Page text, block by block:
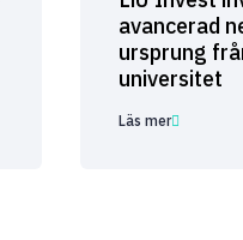
avancerad
ursprung
universitet
Läs mer